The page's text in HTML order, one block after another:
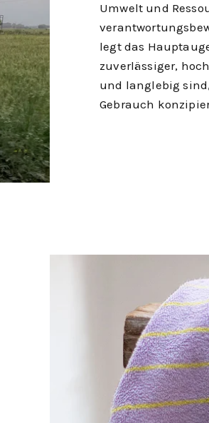
Umwelt und
legt das
zuverlässiger,
und langlebig
Gebrauch